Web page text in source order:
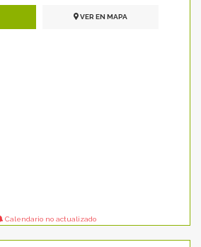
VER EN MAPA
Calendario no actualizado